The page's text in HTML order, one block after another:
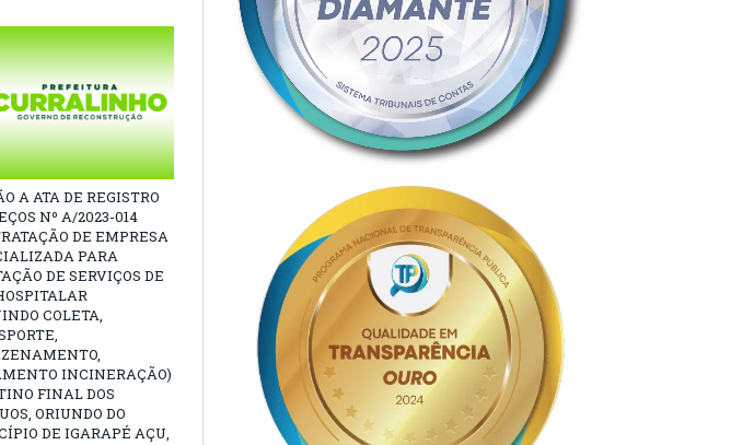
A ATA DE REGISTRO
Nº A/2023-014
DE EMPRESA
PARA
DE SERVIÇOS DE
COLETA,
INCINERAÇÃO)
FINAL DOS
ORIUNDO DO
DE IGARAPÉ AÇU,